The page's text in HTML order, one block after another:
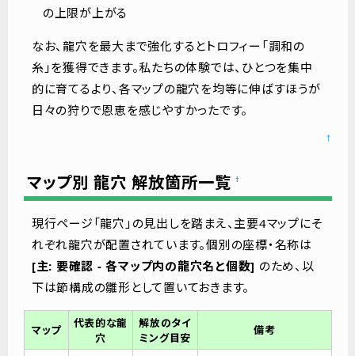
の上限が上がる
なお、龍穴を最大まで強化するとトロフィー「調和の
糸」を獲得できます。私たちの体験では、ひとつを集中
的に育てるより、各マップの龍穴を均等に伸ばすほうが
日々の狩りで恩恵を感じやすかったです。
↑
マップ別 龍穴 解放箇所一覧 †
現行ページ「龍穴」の見出しを踏まえ、主要4マップにそ
れぞれ龍穴が配置されています。個別の座標・名称は
[主: 要確認 - 各マップ内の龍穴名と個数] のため、以
下は節構成の雛形として置いておきます。
マップ
代表的な龍
穴
解放のタイ
ミング目安
備考